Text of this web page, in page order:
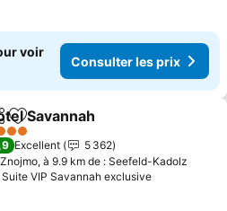
voir
Consulter les prix
Ajouter à mes favoris
Savannah
Excellent
5 362
Znojmo, à 9.9 km de : Seefeld-Kadolz
Suite VIP Savannah exclusive